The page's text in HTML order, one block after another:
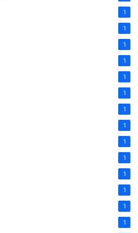
1
1
1
1
1
1
1
1
1
1
1
1
1
1